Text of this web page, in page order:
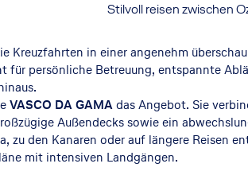
Stilvoll reisen zwischen
Kreuzfahrten in einer angenehm
für persönliche Betreuung, entspannte
VASCO DA GAMAdas Angebot. Sie
Außendecks sowie ein
zu den Kanaren oder auf längere Reisen
mit intensiven Landgängen.